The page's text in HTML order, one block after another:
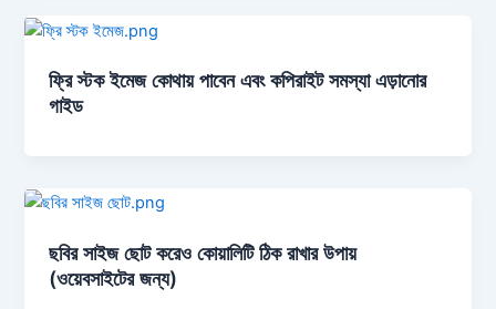
ফ্রি স্টক ইমেজ কোথায় পাবেন এবং কপিরাইট সমস্যা এড়ানোর
গাইড
ছবির সাইজ ছোট করেও কোয়ালিটি ঠিক রাখার উপায়
(ওয়েবসাইটের জন্য)